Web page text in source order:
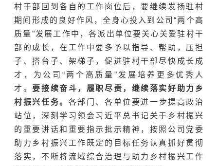
村干部回到各自的工作岗位后，要继续发扬驻村
期间形成的良好作风，全身心投入到公司“两个高
质量”发展工作中，各派出单位要关心关爱驻村干
部的成长，在工作中要多予以指导、帮助，压担
子、搭台子、架梯子，促进驻村干部尽快成长成
才，为公司“两个高质量”发展培养更多优秀人
才。要接续奋斗，履职尽责，继续落实好助力乡
村振兴任务。 各部门、各单位要进一步提高政治
站位，深刻学习领会习近平总书记关于乡村振兴
的重要讲话和重要指示批示精神，按照公司党委
助力乡村振兴工作既定的目标任务认真抓好贯彻
落实，不断将流域综合治理与助力乡村振兴工作